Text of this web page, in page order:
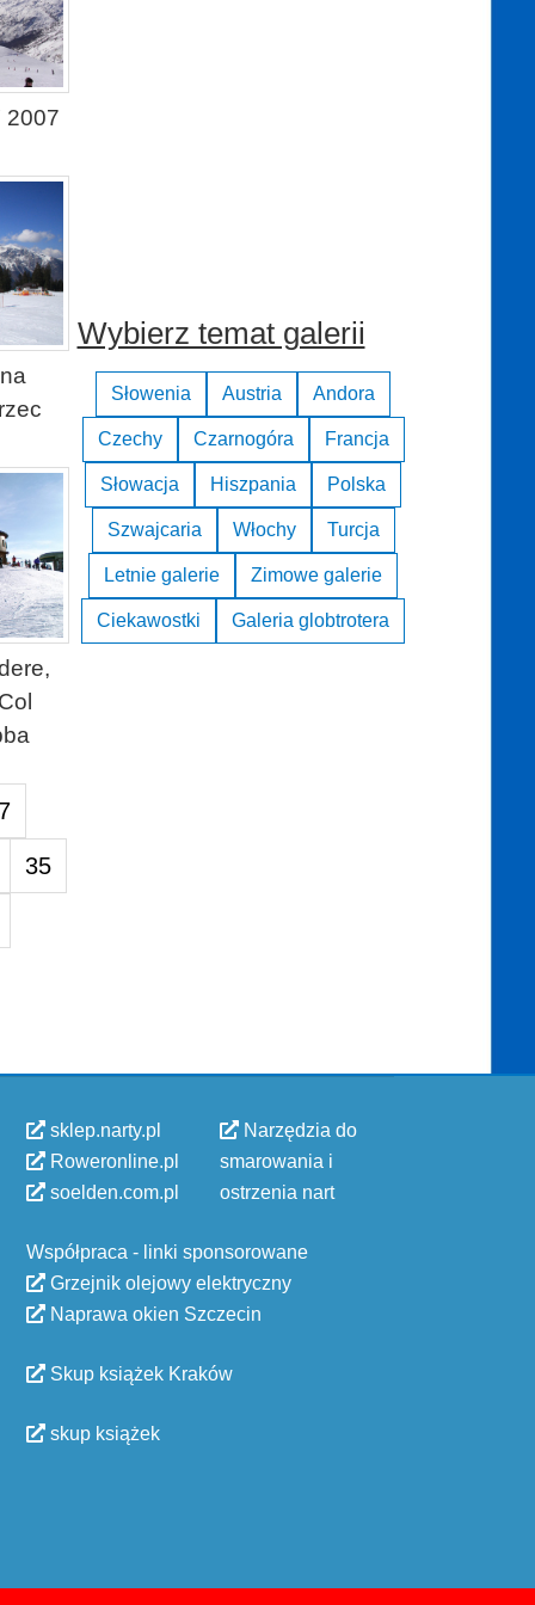
2007
35
Wybierz temat galerii
Słowenia Austria Andora
Czechy Czarnogóra Francja
Słowacja Hiszpania Polska
Szwajcaria Włochy Turcja
Letnie galerie Zimowe galerie
Ciekawostki Galeria globtrotera
sklep.narty.pl
Roweronline.pl
soelden.com.pl
Narzędzia do
smarowania i
ostrzenia nart
Współpraca - linki sponsorowane
Grzejnik olejowy elektryczny
Naprawa okien Szczecin
Skup książek Kraków
skup książek